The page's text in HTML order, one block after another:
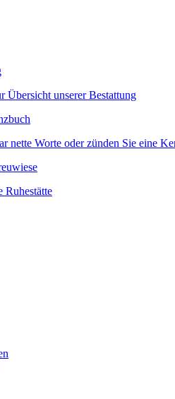
Übersicht unserer Bestattung
nette Worte oder zünden Sie eine
Ruhestätte